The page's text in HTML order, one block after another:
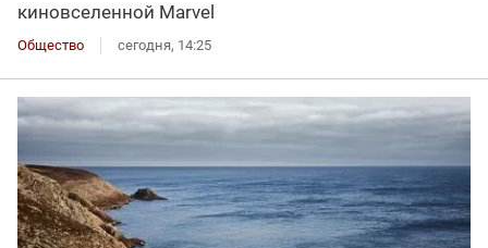
киновселенной Marvel
Общество сегодня, 14:25